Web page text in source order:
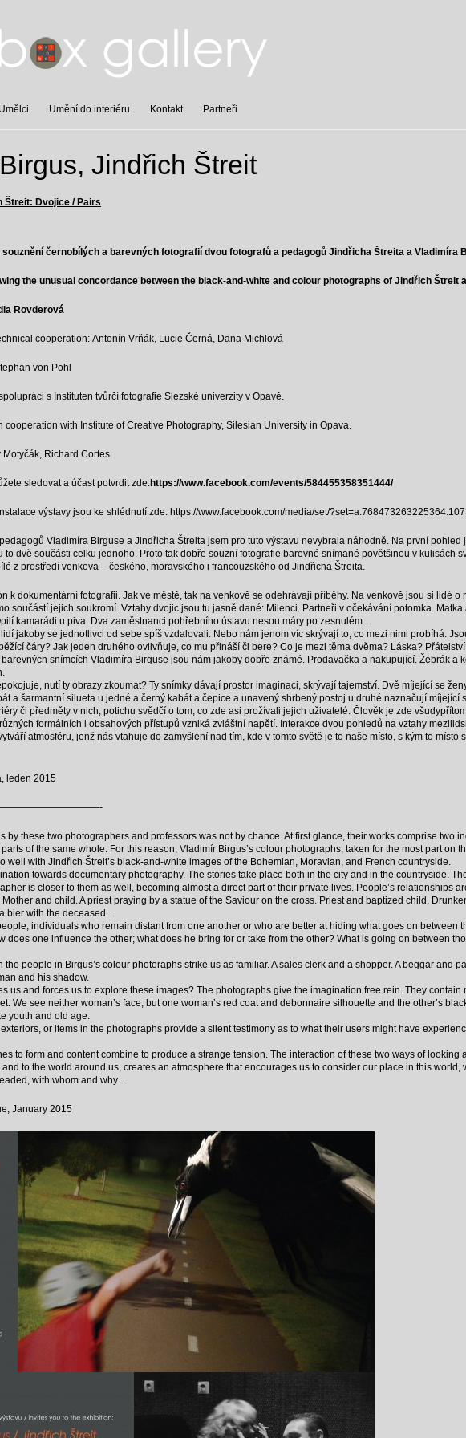
Umělci Umění do interiéru Kontakt Partneři
Jindřich Štreit
Štreit: Dvojice / Pairs
černobílých a barevných fotografií dvou fotografů a pedagogů Jindřicha Štreita a Vladimíra
the unusual concordance between the black-and-white and colour photographs of Jindřich Štreit
Rovderová
cooperation: Antonín Vrňák, Lucie Černá, Dana Michlová
von Pohl
s Instituten tvůrčí fotografie Slezské univerzity v Opavě.
cooperation with Institute of Creative Photography, Silesian University in Opava.
Motyčák, Richard Cortes
sledovat a účast potvrdit zde:https://www.facebook.com/events/584455358351444/
výstavy jsou ke shlédnutí zde: https://www.facebook.com/media/set/
Vladimíra Birguse a Jindřicha Štreita jsem pro tuto výstavu nevybrala náhodně. Na první pohled
to dvě součásti celku jednoho. Proto tak dobře souzní fotografie barevné snímané povětšinou v kulisách
z prostředí venkova – českého, moravského i francouzského od Jindřicha Štreita.
k dokumentární fotografii. Jak ve městě, tak na venkově se odehrávají příběhy. Na venkově jsou si lidé o
součástí jejich soukromí. Vztahy dvojic jsou tu jasně dané: Milenci. Partneři v očekávání potomka.
kamarádi u piva. Dva zaměstnanci pohřebního ústavu nesou máry po zesnulém…
jakoby se jednotlivci od sebe spíš vzdalovali. Nebo nám jenom víc skrývají to, co mezi nimi probíhá.
čáry? Jak jeden druhého ovlivňuje, co mu přináší či bere? Co je mezi těma dvěma? Láska?
barevných snímcích Vladimíra Birguse jsou nám jakoby dobře známé. Prodavačka a nakupující. Žebrák a
nutí ty obrazy zkoumat? Ty snímky dávají prostor imaginaci, skrývají tajemství. Dvě míjející se
a šarmantní silueta u jedné a černý kabát a čepice a unavený shrbený postoj u druhé naznačují míjející
či předměty v nich, potichu svědčí o tom, co zde asi prožívali jejich uživatelé. Člověk je zde
formálních i obsahových přístupů vzniká zvláštní napětí. Interakce dvou pohledů na vztahy
atmosféru, jenž nás vtahuje do zamyšlení nad tím, kde v tomto světě je to naše místo, s kým to místo
leden 2015
by these two photographers and professors was not by chance. At first glance, their works comprise two
of the same whole. For this reason, Vladimír Birgus’s colour photographs, taken for the most part on
well with Jindřich Štreit’s black-and-white images of the Bohemian, Moravian, and French countryside.
towards documentary photography. The stories take place both in the city and in the countryside.
is closer to them as well, becoming almost a direct part of their private lives. People’s relationships
and child. A priest praying by a statue of the Saviour on the cross. Priest and baptized child.
bier with the deceased…
individuals who remain distant from one another or who are better at hiding what goes on between
does one influence the other; what does he bring for or take from the other? What is going on between
people in Birgus’s colour photoraphs strike us as familiar. A sales clerk and a shopper. A beggar and
and his shadow.
us and forces us to explore these images? The photographs give the imagination free rein. They contain
We see neither woman’s face, but one woman’s red coat and debonnaire silhouette and the other’s
youth and old age.
or items in the photographs provide a silent testimony as to what their users might have
to form and content combine to produce a strange tension. The interaction of these two ways of looking
to the world around us, creates an atmosphere that encourages us to consider our place in this world,
with whom and why…
January 2015